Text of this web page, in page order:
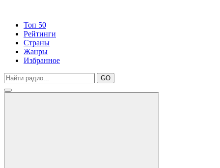
Топ 50
Рейтинги
Страны
Жанры
Избранное
GO